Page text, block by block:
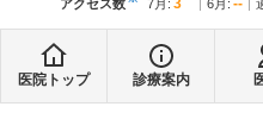
アクセス数 7月 : 3 6月 : --
医院トップ 診療案内